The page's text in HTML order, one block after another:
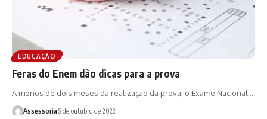
EDUCAÇÃO
Feras do Enem dão dicas para a prova
A menos de dois meses da realização da prova, o Exame Nacional…
Assessoria6 de outubro de 2022